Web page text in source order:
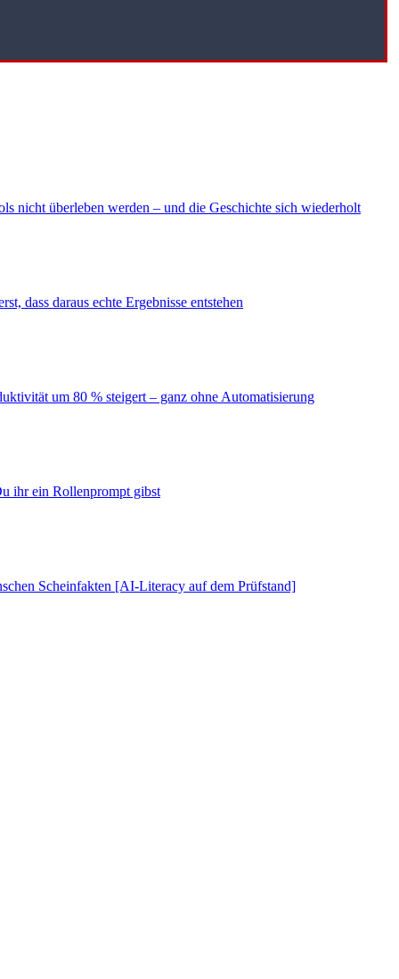
nicht überleben werden – und die Geschichte sich wiederholt
dass daraus echte Ergebnisse entstehen
um 80 % steigert – ganz ohne Automatisierung
ihr ein Rollenprompt gibst
Scheinfakten [AI-Literacy auf dem Prüfstand]